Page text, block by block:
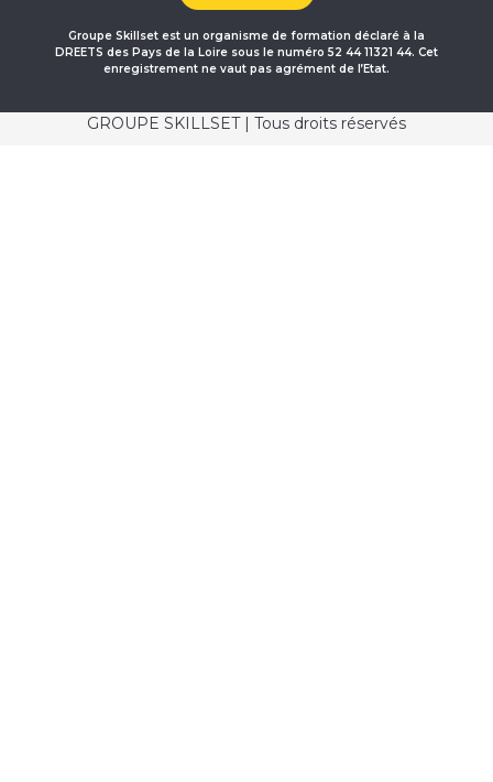
Groupe Skillset est un organisme de formation déclaré à la
DREETS des Pays de la Loire sous le numéro 52 44 11321 44. Cet
enregistrement ne vaut pas agrément de l’Etat.
GROUPE SKILLSET | Tous droits réservés